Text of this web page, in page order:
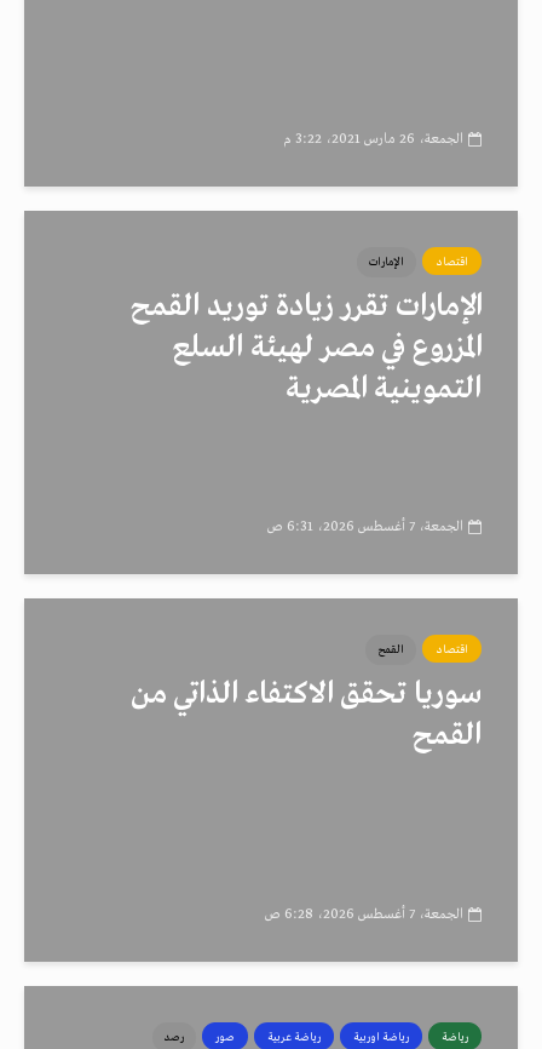
الجمعة، 26 مارس 2021، 3:22 م
اقتصاد الإمارات
الإمارات تقرر زيادة توريد القمح
المزروع في مصر لهيئة السلع
التموينية المصرية
الجمعة، 7 أغسطس 2026، 6:31 ص
اقتصاد القمح
سوريا تحقق الاكتفاء الذاتي من
القمح
الجمعة، 7 أغسطس 2026، 6:28 ص
رياضة رياضة اوربية رياضة عربية صور رصد